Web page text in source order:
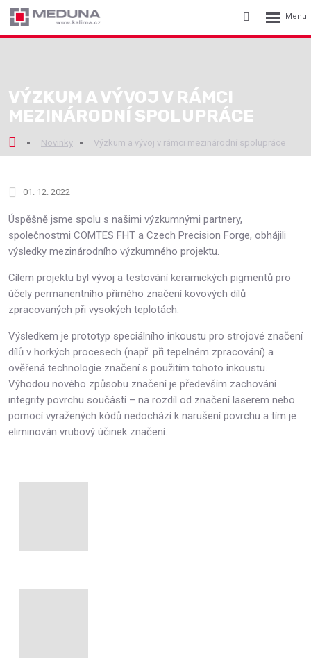
Vyhledávání
Rozbalení
VÝZKUM A VÝVOJ V RÁMCI
MEZINÁRODNÍ SPOLUPRÁCE
Novinky Výzkum a vývoj v rámci mezinárodní spolupráce
01. 12. 2022
Úspěšně jsme spolu s našimi výzkumnými partnery,
společnostmi COMTES FHT a Czech Precision Forge, obhájili
výsledky mezinárodního výzkumného projektu.
Cílem projektu byl vývoj a testování keramických pigmentů pro
účely permanentního přímého značení kovových dílů
zpracovaných při vysokých teplotách.
Výsledkem je prototyp speciálního inkoustu pro strojové značení
dílů v horkých procesech (např. při tepelném zpracování) a
ověřená technologie značení s použitím tohoto inkoustu.
Výhodou nového způsobu značení je především zachování
integrity povrchu součástí – na rozdíl od značení laserem nebo
pomocí vyražených kódů nedochází k narušení povrchu a tím je
eliminován vrubový účinek značení.